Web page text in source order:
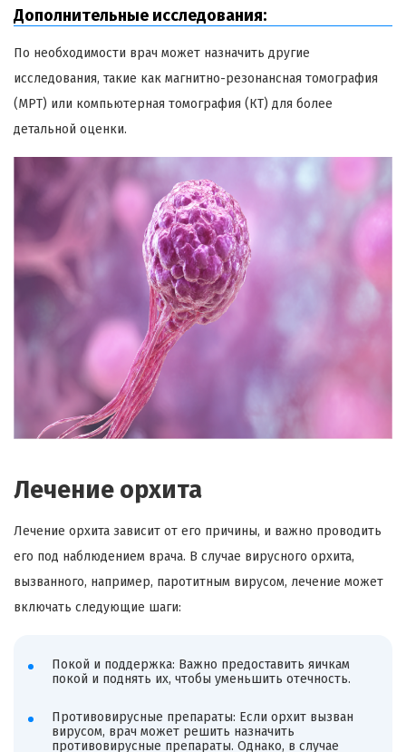
Дополнительные исследования:
По необходимости врач может назначить другие
исследования, такие как магнитно-резонансная томография
(МРТ) или компьютерная томография (КТ) для более
детальной оценки.
Лечение орхита
Лечение орхита зависит от его причины, и важно проводить
его под наблюдением врача. В случае вирусного орхита,
вызванного, например, паротитным вирусом, лечение может
включать следующие шаги:
Покой и поддержка: Важно предоставить яичкам
покой и поднять их, чтобы уменьшить отечность.
Противовирусные препараты: Если орхит вызван
вирусом, врач может решить назначить
противовирусные препараты. Однако, в случае